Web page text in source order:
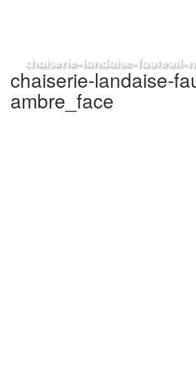
chaiserie-landaise-fauteuil-
chaiserie-landaise-
ambre_face